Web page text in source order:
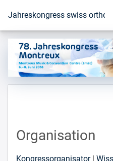
Zur Startseite
Jahreskongress swiss
Organisation
Kongressorganisator|